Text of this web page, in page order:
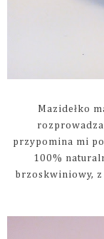
Mazidełko
przypomina mi
100%
brzoskwiniowy, z